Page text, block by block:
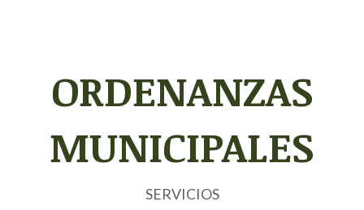
ORDENANZAS
MUNICIPALES
SERVICIOS